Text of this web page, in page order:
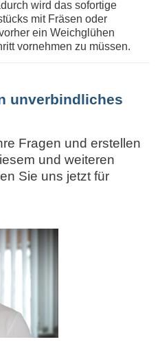
wird das sofortige
mit Fräsen oder
ein Weichglühen
vornehmen zu müssen.
unverbindliches
Fragen und erstellen
und weiteren
Sie uns jetzt für